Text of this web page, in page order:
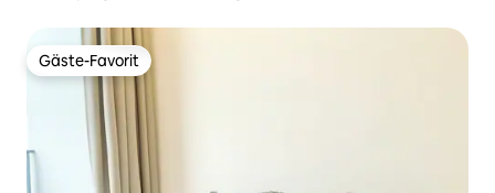
Gäste-Favorit
Gäste-Favorit